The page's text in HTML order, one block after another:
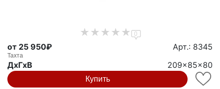
0
от 25 950₽ Арт.: 8345
Тахта
ДxГxВ 209x85x80
Купить